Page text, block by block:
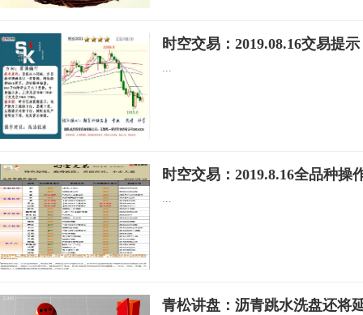
时空交易：2019.08.16交易提示
...
时空交易：2019.8.16全品种操
...
青松讲盘：沥青跳水洗盘还将